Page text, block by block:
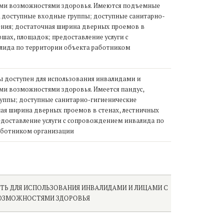
возможностями здоровья. Имеются подъемные
входные группы; доступные санитарно-
достаточная ширина дверных проемов в
площадок; предоставление услуги с
по территории объекта работником
доступен для использования инвалидами и
возможностями здоровья. Имеется пандус,
доступные санитарно-гигиенические
ширина дверных проемов в стенах, лестничных
услуги с сопровождением инвалида по
организации
ДЛЯ ИСПОЛЬЗОВАНИЯ ИНВАЛИДАМИ И ЛИЦАМИ С
ЗДОРОВЬЯ